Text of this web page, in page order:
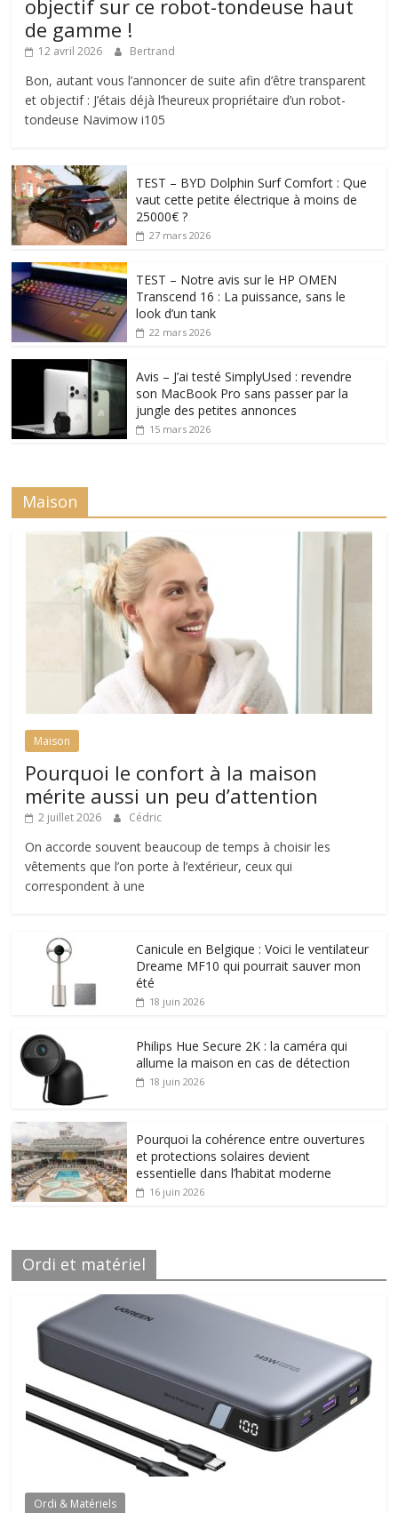
objectif sur ce robot-tondeuse haut
de gamme !
12 avril 2026 Bertrand
Bon, autant vous l’annoncer de suite afin d’être transparent
et objectif : J’étais déjà l’heureux propriétaire d’un robot-
tondeuse Navimow i105
TEST – BYD Dolphin Surf Comfort : Que
vaut cette petite électrique à moins de
25000€ ?
27 mars 2026
TEST – Notre avis sur le HP OMEN
Transcend 16 : La puissance, sans le
look d’un tank
22 mars 2026
Avis – J’ai testé SimplyUsed : revendre
son MacBook Pro sans passer par la
jungle des petites annonces
15 mars 2026
Maison
Maison
Pourquoi le confort à la maison
mérite aussi un peu d’attention
2 juillet 2026 Cédric
On accorde souvent beaucoup de temps à choisir les
vêtements que l’on porte à l’extérieur, ceux qui
correspondent à une
Canicule en Belgique : Voici le ventilateur
Dreame MF10 qui pourrait sauver mon
été
18 juin 2026
Philips Hue Secure 2K : la caméra qui
allume la maison en cas de détection
18 juin 2026
Pourquoi la cohérence entre ouvertures
et protections solaires devient
essentielle dans l’habitat moderne
16 juin 2026
Ordi et matériel
Ordi & Matériels